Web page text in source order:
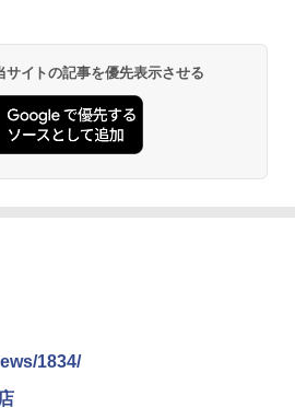
バンドック)ソロ ドーム 1 EX BDK
カーキ ソロキャンプ ポリエステル フ
テント
エラ New Era キャップ メッシュキャ
トーン ニューエラキャップ 9FORTYA
イトの記事を優先表示させる
1834/